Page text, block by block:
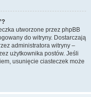
utworzone przez phpBB
do witryny. Dostarczają
administratora witryny –
użytkownika postów. Jeśli
usunięcie ciasteczek może